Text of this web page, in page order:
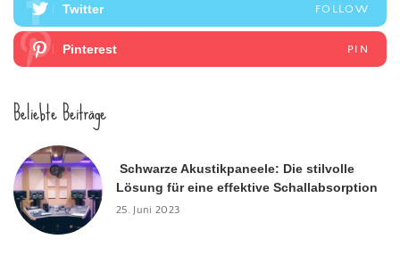
Twitter FOLLOW
Pinterest PIN
Beliebte Beiträge
Schwarze Akustikpaneele: Die stilvolle
Lösung für eine effektive Schallabsorption
25. Juni 2023